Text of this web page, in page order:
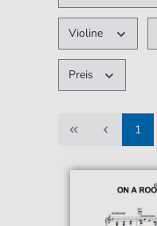
Violine
Preis
1